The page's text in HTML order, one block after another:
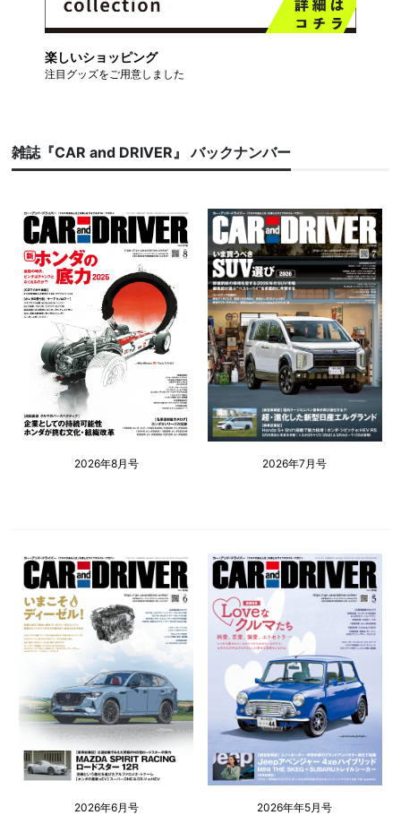
楽しいショッピング
注目グッズをご用意しました
雑誌『CAR and DRIVER』 バックナンバー
2026年8月号 2026年7月号
2026年6月号 2026年年5月号